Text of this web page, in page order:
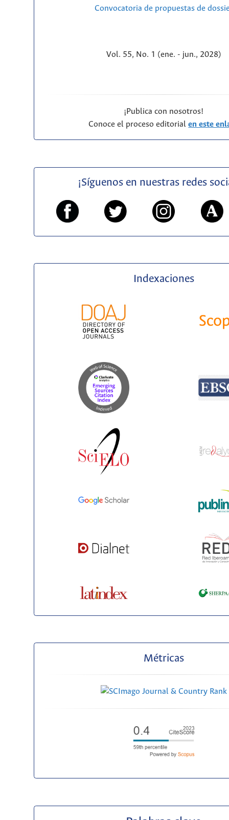
Convocatoria de propuestas de
Vol. 55, No. 1 (ene. - jun., 2028)
¡Publica con nosotros!
Conoce el proceso editorialen este
¡Síguenos en nuestras redes
Indexaciones
Métricas